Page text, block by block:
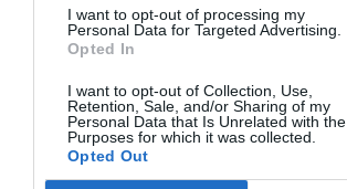
I want to opt-out of processing my
Personal Data for Targeted Advertising.
Opted In
I want to opt-out of Collection, Use,
Retention, Sale, and/or Sharing of my
Personal Data that Is Unrelated with the
Purposes for which it was collected.
Opted Out